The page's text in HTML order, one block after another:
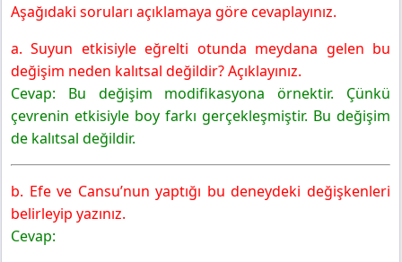
Aşağıdaki soruları açıklamaya göre cevaplayınız.
a. Suyun etkisiyle eğrelti otunda meydana gelen bu
değişim neden kalıtsal değildir? Açıklayınız.
Cevap: Bu değişim modifikasyona örnektir. Çünkü
çevrenin etkisiyle boy farkı gerçekleşmiştir. Bu değişim
de kalıtsal değildir.
b. Efe ve Cansu’nun yaptığı bu deneydeki değişkenleri
belirleyip yazınız.
Cevap: